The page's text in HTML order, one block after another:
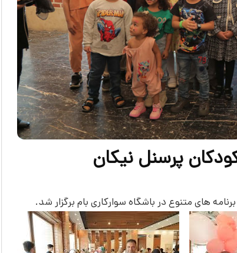
پرسنل نیکان
های متنوع در باشگاه سوارکاری بام برگزار شد.